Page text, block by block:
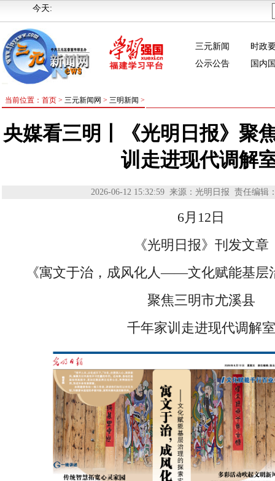
今天:
三元新闻
时政
公示公告
国内
当前位置：首页 > 三元新闻网 > 三明新闻 >
央媒看三明丨《光明日报》聚
训走进现代调解
2026-06-12 15:32:59 来源：光明日报 责任编辑
6月12日
《光明日报》刊发文章
《寓文于治，成风化人——文化赋能基层
聚焦三明市尤溪县
千年家训走进现代调解室